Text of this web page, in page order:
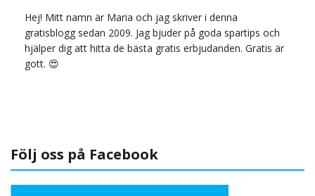
Hej! Mitt namn är Maria och jag skriver i denna
gratisblogg sedan 2009. Jag bjuder på goda spartips och
hjälper dig att hitta de bästa gratis erbjudanden. Gratis är
gott. 😍
Följ oss på Facebook